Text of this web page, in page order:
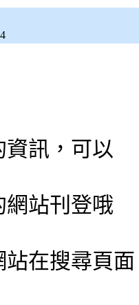
資訊，可以
網站刊登哦
站在搜尋頁面